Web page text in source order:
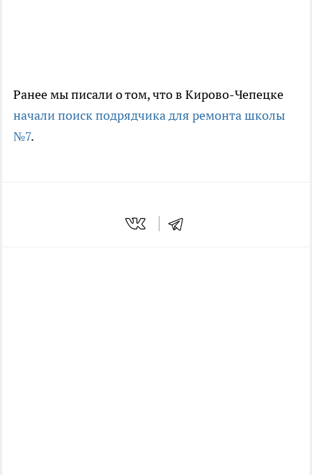
Ранее мы писали о том, что в Кирово-Чепецке
начали поиск подрядчика для ремонта школы
№7.